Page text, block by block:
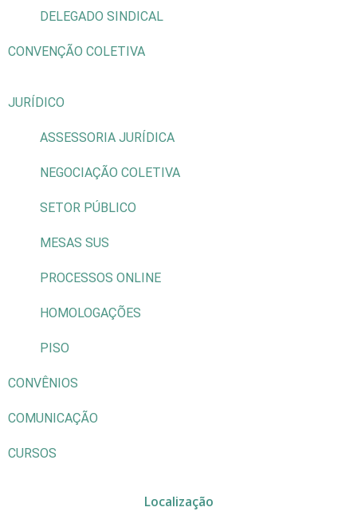
DELEGADO SINDICAL
CONVENÇÃO COLETIVA
JURÍDICO
ASSESSORIA JURÍDICA
NEGOCIAÇÃO COLETIVA
SETOR PÚBLICO
MESAS SUS
PROCESSOS ONLINE
HOMOLOGAÇÕES
PISO
CONVÊNIOS
COMUNICAÇÃO
CURSOS
Localização